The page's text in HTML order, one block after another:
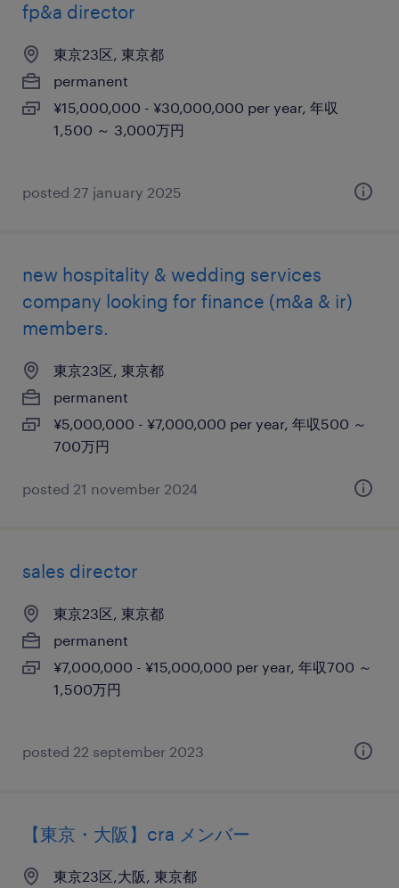
fp&a director
東京23区, 東京都
permanent
¥15,000,000 - ¥30,000,000 per year, 年収
1,500 ～ 3,000万円
posted 27 january 2025
new hospitality & wedding services
company looking for finance (m&a & ir)
members.
東京23区, 東京都
permanent
¥5,000,000 - ¥7,000,000 per year, 年収500 ～
700万円
posted 21 november 2024
sales director
東京23区, 東京都
permanent
¥7,000,000 - ¥15,000,000 per year, 年収700 ～
1,500万円
posted 22 september 2023
【東京・大阪】cra メンバー
東京23区,大阪, 東京都